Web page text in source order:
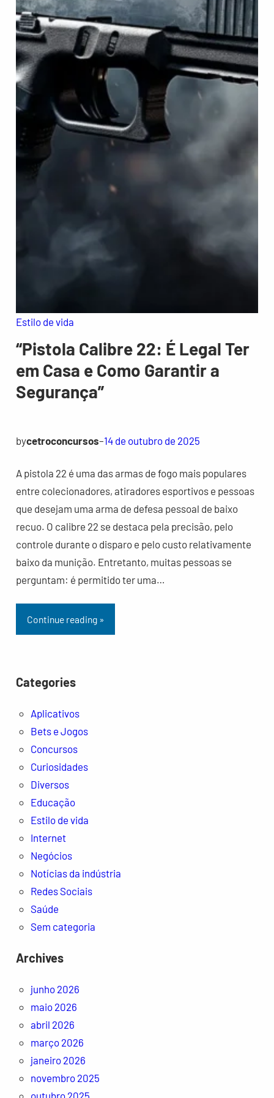
Estilo de vida
“Pistola Calibre 22: É Legal Ter
em Casa e Como Garantir a
Segurança”
bycetroconcursos–14 de outubro de 2025
A pistola 22 é uma das armas de fogo mais populares
entre colecionadores, atiradores esportivos e pessoas
que desejam uma arma de defesa pessoal de baixo
recuo. O calibre 22 se destaca pela precisão, pelo
controle durante o disparo e pelo custo relativamente
baixo da munição. Entretanto, muitas pessoas se
perguntam: é permitido ter uma…
Continue reading »
Categories
Aplicativos
Bets e Jogos
Concursos
Curiosidades
Diversos
Educação
Estilo de vida
Internet
Negócios
Notícias da indústria
Redes Sociais
Saúde
Sem categoria
Archives
junho 2026
maio 2026
abril 2026
março 2026
janeiro 2026
novembro 2025